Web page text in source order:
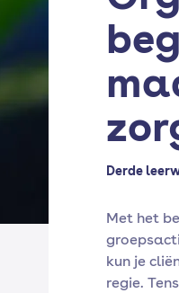
Derde
Met het
kun je
regie.